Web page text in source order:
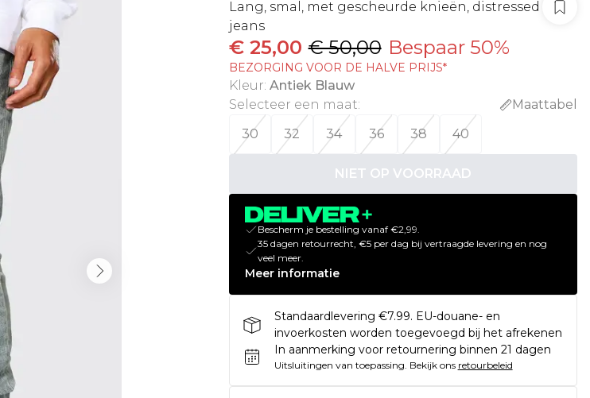
Lang, smal, met gescheurde knieën, distressed
jeans
€ 25,00 € 50,00 Bespaar 50%
BEZORGING VOOR DE HALVE PRIJS*
Kleur: Antiek Blauw
Selecteer een maat:
Maattabel
30
32 34 36 38 40
NIET OP VOORRAAD
Bescherm je bestelling vanaf €2,99.
35 dagen retourrecht, €5 per dag bij vertraagde levering en nog
veel meer.
Meer informatie
Standaardlevering €7.99. EU-douane- en
invoerkosten worden toegevoegd bij het afrekenen
In aanmerking voor retournering binnen 21 dagen
Uitsluitingen van toepassing. Bekijk ons retourbeleid